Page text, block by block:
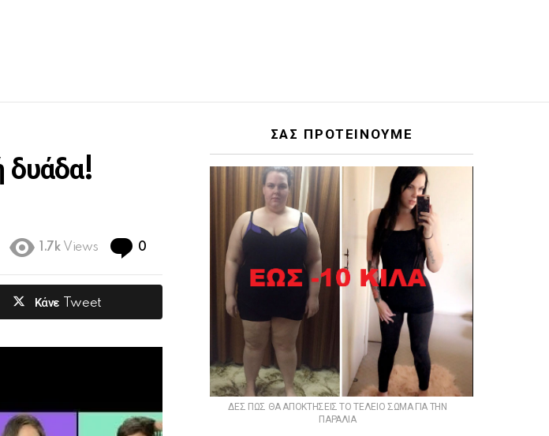
δυάδα!
1.7k Views 0
Κάνε Tweet
ΣΑΣ ΠΡΟΤΕΙΝΟΥΜΕ
ΔΕΣ ΠΩΣ ΘΑ ΑΠΟΚΤΗΣΕΙΣ ΤΟ ΤΕΛΕΙΟ ΣΩΜΑ ΓΙΑ ΤΗΝ
ΠΑΡΑΛΙΑ